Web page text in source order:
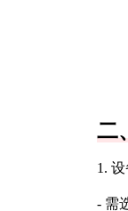
二
1.
- 需